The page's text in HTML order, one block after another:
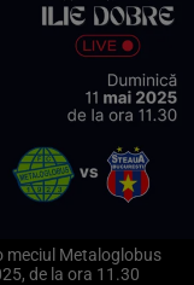
meciul Metaloglobus
de la ora 11.30